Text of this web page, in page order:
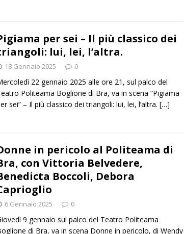
per sei – Il più classico dei
lui, lei, l’altra.
18 Gennaio 2025 0
22 gennaio 2025 alle ore 21, sul palco del
Politeama Boglione di Bra, va in scena “Pigiama
sei” – Il più classico dei triangoli: lui, lei, l’altra. […]
in pericolo al Politeama di
con Vittoria Belvedere,
Boccoli, Debora
6 Gennaio 2025 0
9 gennaio sul palco del Teatro Politeama
di Bra, va in scena Donne in pericolo, di Wendy